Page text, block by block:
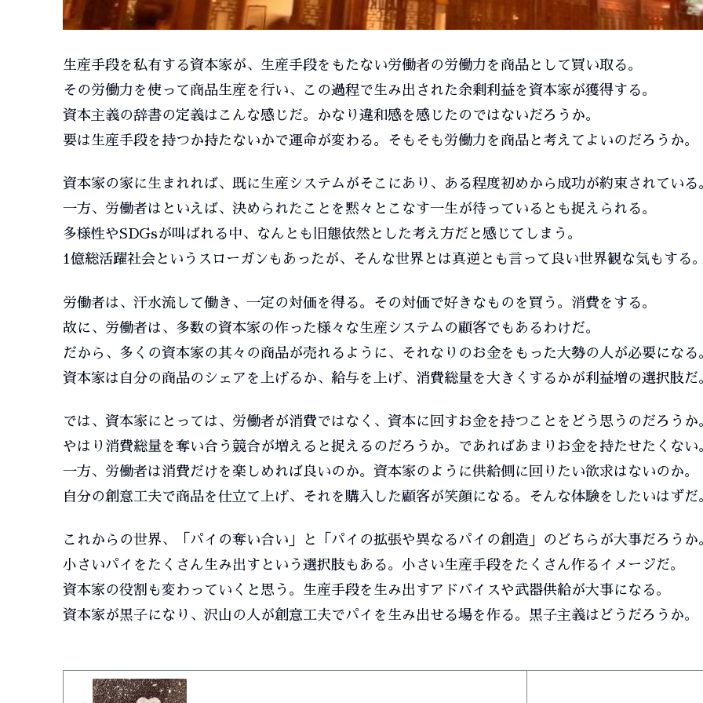
生産手段を私有する資本家が、生産手段をもたない労働者の労働力を商品として買い取る。
その労働力を使って商品生産を行い、この過程で生み出された余剰利益を資本家が獲得する。
資本主義の辞書の定義はこんな感じだ。かなり違和感を感じたのではないだろうか。
要は生産手段を持つか持たないかで運命が変わる。そもそも労働力を商品と考えてよいのだろうか。
資本家の家に生まれれば、既に生産システムがそこにあり、ある程度初めから成功が約束されている
一方、労働者はといえば、決められたことを黙々とこなす一生が待っているとも捉えられる。
多様性やSDGsが叫ばれる中、なんとも旧態依然とした考え方だと感じてしまう。
1億総活躍社会というスローガンもあったが、そんな世界とは真逆とも言って良い世界観な気もする
労働者は、汗水流して働き、一定の対価を得る。その対価で好きなものを買う。消費をする。
故に、労働者は、多数の資本家の作った様々な生産システムの顧客でもあるわけだ。
だから、多くの資本家の其々の商品が売れるように、それなりのお金をもった大勢の人が必要になる
資本家は自分の商品のシェアを上げるか、給与を上げ、消費総量を大きくするかが利益増の選択肢だ
では、資本家にとっては、労働者が消費ではなく、資本に回すお金を持つことをどう思うのだろうか
やはり消費総量を奪い合う競合が増えると捉えるのだろうか。であればあまりお金を持たせたくない
一方、労働者は消費だけを楽しめれば良いのか。資本家のように供給側に回りたい欲求はないのか。
自分の創意工夫で商品を仕立て上げ、それを購入した顧客が笑顔になる。そんな体験をしたいはずだ
これからの世界、「パイの奪い合い」と「パイの拡張や異なるパイの創造」のどちらが大事だろうか
小さいパイをたくさん生み出すという選択肢もある。小さい生産手段をたくさん作るイメージだ。
資本家の役割も変わっていくと思う。生産手段を生み出すアドバイスや武器供給が大事になる。
資本家が黒子になり、沢山の人が創意工夫でパイを生み出せる場を作る。黒子主義はどうだろうか。